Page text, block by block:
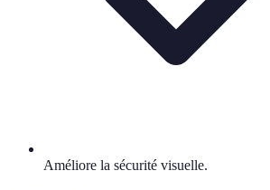
Améliore la sécurité visuelle.